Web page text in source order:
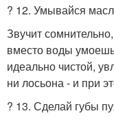
? 12. Умывайся
Звучит
вместо воды
идеально чистой,
ни лосьона - и при
? 13. Сделай губы